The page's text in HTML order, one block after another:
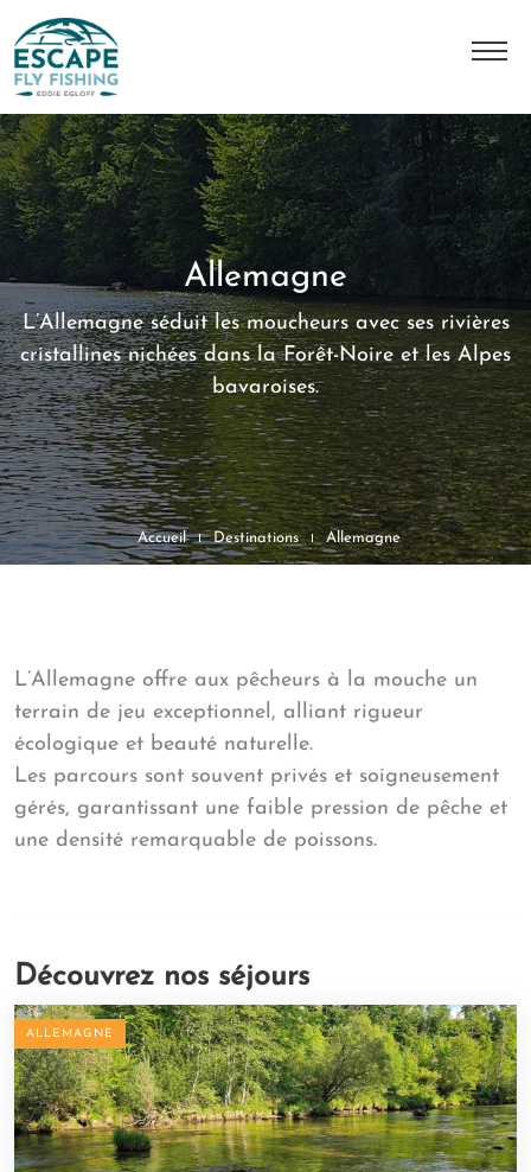
A Propos
L'histoire
Notre équipe
Nos destinations
Nos séjours
Contact
Allemagne
L’Allemagne séduit les moucheurs avec ses rivières
cristallines nichées dans la Forêt-Noire et les Alpes
bavaroises.
Accueil Destinations Allemagne
L’Allemagne offre aux pêcheurs à la mouche un
terrain de jeu exceptionnel, alliant rigueur
écologique et beauté naturelle.
Les parcours sont souvent privés et soigneusement
gérés, garantissant une faible pression de pêche et
une densité remarquable de poissons.
Découvrez nos séjours
ALLEMAGNE